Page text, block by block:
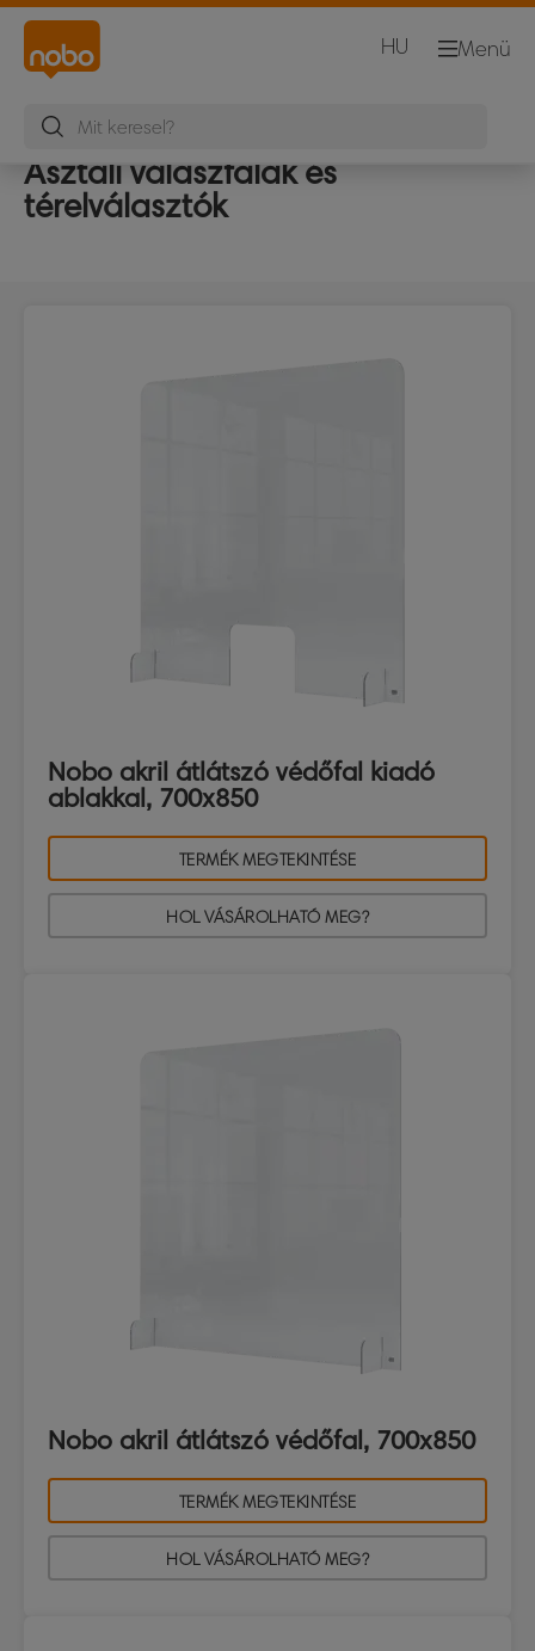
Menü
HU
Asztali válaszfalak és
térelválasztók
Nobo akril átlátszó védőfal kiadó
ablakkal, 700x850
TERMÉK MEGTEKINTÉSE
HOL VÁSÁROLHATÓ MEG?
Nobo akril átlátszó védőfal, 700x850
TERMÉK MEGTEKINTÉSE
HOL VÁSÁROLHATÓ MEG?